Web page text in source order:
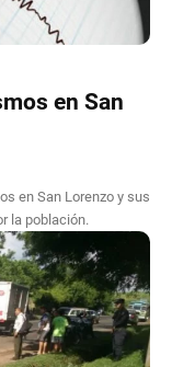
en San
en San Lorenzo y sus
la población.